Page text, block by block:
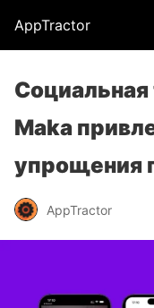
AppTractor
Maka
упрощения
AppTractor